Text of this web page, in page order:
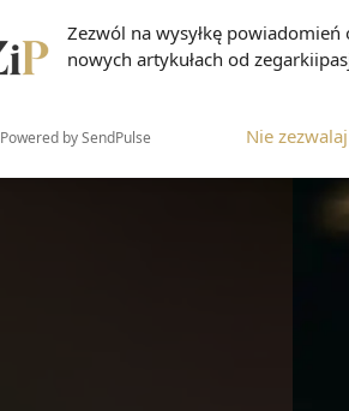
Zezwól na wysyłkę powiadomień
nowych artykułach od
Powered by SendPulse Nie zezwalaj